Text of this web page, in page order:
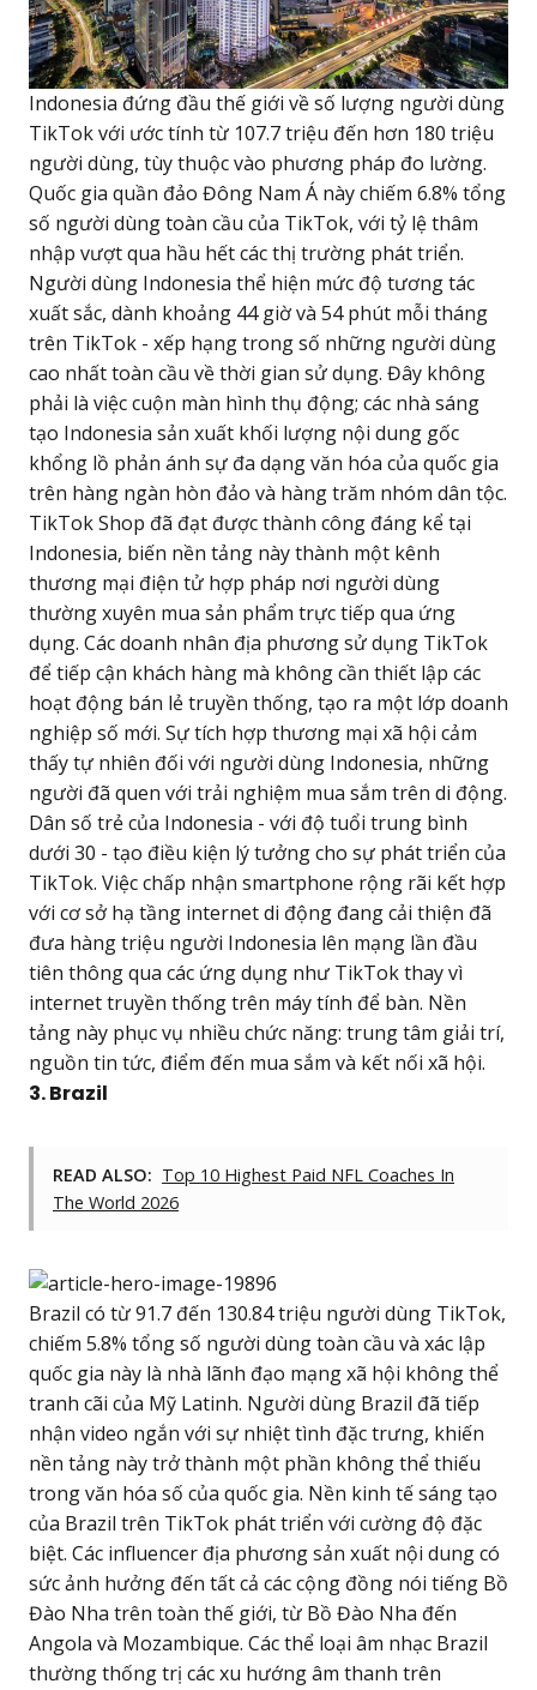
Indonesia đứng đầu thế giới về số lượng người dùng
TikTok với ước tính từ 107.7 triệu đến hơn 180 triệu
người dùng, tùy thuộc vào phương pháp đo lường.
Quốc gia quần đảo Đông Nam Á này chiếm 6.8% tổng
số người dùng toàn cầu của TikTok, với tỷ lệ thâm
nhập vượt qua hầu hết các thị trường phát triển.
Người dùng Indonesia thể hiện mức độ tương tác
xuất sắc, dành khoảng 44 giờ và 54 phút mỗi tháng
trên TikTok - xếp hạng trong số những người dùng
cao nhất toàn cầu về thời gian sử dụng. Đây không
phải là việc cuộn màn hình thụ động; các nhà sáng
tạo Indonesia sản xuất khối lượng nội dung gốc
khổng lồ phản ánh sự đa dạng văn hóa của quốc gia
trên hàng ngàn hòn đảo và hàng trăm nhóm dân tộc.
TikTok Shop đã đạt được thành công đáng kể tại
Indonesia, biến nền tảng này thành một kênh
thương mại điện tử hợp pháp nơi người dùng
thường xuyên mua sản phẩm trực tiếp qua ứng
dụng. Các doanh nhân địa phương sử dụng TikTok
để tiếp cận khách hàng mà không cần thiết lập các
hoạt động bán lẻ truyền thống, tạo ra một lớp doanh
nghiệp số mới. Sự tích hợp thương mại xã hội cảm
thấy tự nhiên đối với người dùng Indonesia, những
người đã quen với trải nghiệm mua sắm trên di động.
Dân số trẻ của Indonesia - với độ tuổi trung bình
dưới 30 - tạo điều kiện lý tưởng cho sự phát triển của
TikTok. Việc chấp nhận smartphone rộng rãi kết hợp
với cơ sở hạ tầng internet di động đang cải thiện đã
đưa hàng triệu người Indonesia lên mạng lần đầu
tiên thông qua các ứng dụng như TikTok thay vì
internet truyền thống trên máy tính để bàn. Nền
tảng này phục vụ nhiều chức năng: trung tâm giải trí,
nguồn tin tức, điểm đến mua sắm và kết nối xã hội.
3. Brazil
READ ALSO: Top 10 Highest Paid NFL Coaches In
The World 2026
Brazil có từ 91.7 đến 130.84 triệu người dùng TikTok,
chiếm 5.8% tổng số người dùng toàn cầu và xác lập
quốc gia này là nhà lãnh đạo mạng xã hội không thể
tranh cãi của Mỹ Latinh. Người dùng Brazil đã tiếp
nhận video ngắn với sự nhiệt tình đặc trưng, khiến
nền tảng này trở thành một phần không thể thiếu
trong văn hóa số của quốc gia. Nền kinh tế sáng tạo
của Brazil trên TikTok phát triển với cường độ đặc
biệt. Các influencer địa phương sản xuất nội dung có
sức ảnh hưởng đến tất cả các cộng đồng nói tiếng Bồ
Đào Nha trên toàn thế giới, từ Bồ Đào Nha đến
Angola và Mozambique. Các thể loại âm nhạc Brazil
thường thống trị các xu hướng âm thanh trên